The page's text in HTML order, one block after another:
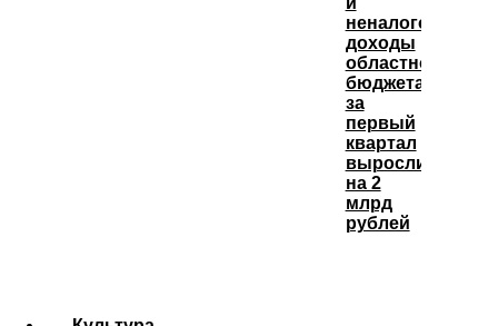
неналоговые
доходы
областного
бюджета
за
первый
квартал
выросли
на 2
млрд
рублей